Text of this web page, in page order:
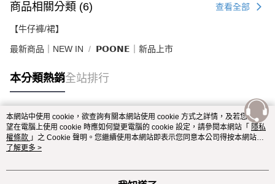
商品相關分類 (6) 查看全部
【牛仔褲/裙】
最新商品｜NEW IN 𝗣𝗢𝗢𝗡𝗘｜新品上市
本分類熱銷全站排行
熱門標籤
本網站中使用 cookie，欲查詢有關本網站使用 cookie 方式之詳情，及若您不希
望在電腦上使用 cookie 時應如何變更電腦的 cookie 設定，請參閱本網站「 隱私
權條款 」之 Cookie 聲明。您繼續使用本網站即表示您同意本公司得按本網站使
用條款之 Cookie 聲明使用 cookie。
了解更多 >